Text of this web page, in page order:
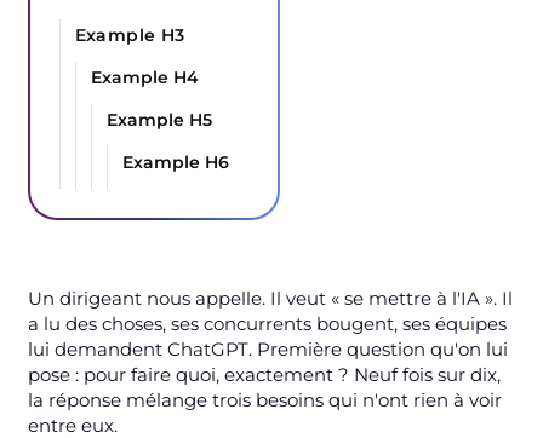
Example H3
Example H4
Example H5
Example H6
Un dirigeant nous appelle. Il veut « se mettre à l'IA ». Il
a lu des choses, ses concurrents bougent, ses équipes
lui demandent ChatGPT. Première question qu'on lui
pose : pour faire quoi, exactement ? Neuf fois sur dix,
la réponse mélange trois besoins qui n'ont rien à voir
entre eux.